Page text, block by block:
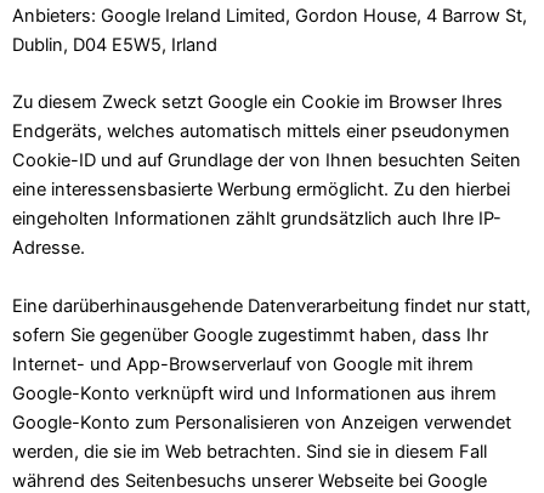
Anbieters: Google Ireland Limited, Gordon House, 4 Barrow St,
Dublin, D04 E5W5, Irland
Zu diesem Zweck setzt Google ein Cookie im Browser Ihres
Endgeräts, welches automatisch mittels einer pseudonymen
Cookie-ID und auf Grundlage der von Ihnen besuchten Seiten
eine interessensbasierte Werbung ermöglicht. Zu den hierbei
eingeholten Informationen zählt grundsätzlich auch Ihre IP-
Adresse.
Eine darüberhinausgehende Datenverarbeitung findet nur statt,
sofern Sie gegenüber Google zugestimmt haben, dass Ihr
Internet- und App-Browserverlauf von Google mit ihrem
Google-Konto verknüpft wird und Informationen aus ihrem
Google-Konto zum Personalisieren von Anzeigen verwendet
werden, die sie im Web betrachten. Sind sie in diesem Fall
während des Seitenbesuchs unserer Webseite bei Google